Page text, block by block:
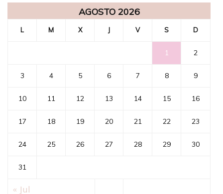
AGOSTO 2026
L M X J V S D
1 2
3 4 5 6 7 8 9
10 11 12 13 14 15 16
17 18 19 20 21 22 23
24 25 26 27 28 29 30
31
« Jul